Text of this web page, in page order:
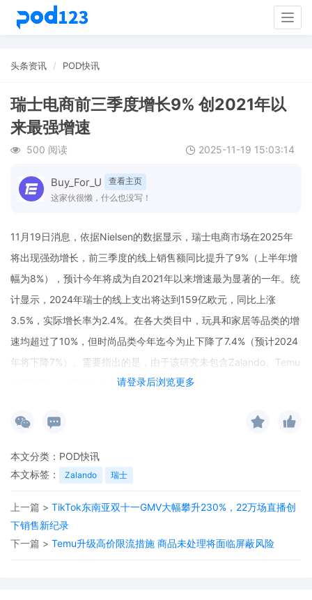
头条资讯 POD快讯
瑞士电商前三季度增长9% 创2021年以
来最强增速
500 阅读 2025-11-19 15:03:14
Buy_For_U
查看主页
这家伙很懒，什么也没写！
请登录后浏览更多
11月19日消息，依据Nielsen的数据显示，瑞士电商市场在2025年
将出现强劲增长，前三季度的线上销售额同比提升了9%（上半年增
幅为8%），预计今年将成为自2021年以来增速最为显著的一年。统
计显示，2024年瑞士的线上支出将达到159亿欧元，同比上涨
3.5%，实际增长率为2.4%。在各大类目中，玩具和家居等品类的增
速均超过了10%，但时尚品类今年迄今为止下降了7.4%（预计2024
年将下降7%）。需要指出的是，由于该研究未包含Zalando、Temu
等国际平台，可能低估了时尚市场的真实规模。
本文分类： POD快讯
本文标签：
Zalando 瑞士
上一篇 > TikTok东南亚双十一GMV大幅攀升230%，22万场直播创
下销售新纪录
下一篇 > Temu升级高价限流措施 商品未处理将面临屏蔽风险